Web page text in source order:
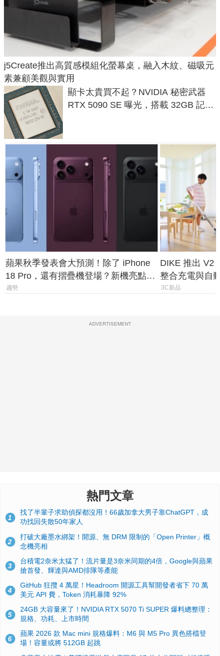
j5Create推出高質感模組化螢幕桌，融入木紋、磁吸元
素兼顧美觀與實用
顯卡太貴買不起？NVIDIA 秘密武器
RTX 5090 SE 曝光，搭載 32GB 記憶
蘋果秋季發表會大預測！除了 iPhone
18 Pro，還有摺疊機登場？新機亮點預
測一次看
趨勢
DIKE 推出 V2
整合充電與自
3C新品
ADVERTISEMENT
熱門文章
1
找了半輩子求助偵探都沒用！66歲加拿大男子靠ChatGPT，成
功找回失散50年家人
2
打破大廠墨水綁架！開源、無 DRM 限制的「Open Printer」概
念機亮相
3
台積電2奈米太猛了！流片量是3奈米同期的4倍，Google與蘋果
搶首發、輝達與AMD排隊等產能
4
GitHub 狂攬 4 萬星！Headroom 開源工具幫開發者省下 70 萬
美元 API 費，Token 消耗暴降 92%
5
24GB 大容量來了！NVIDIA RTX 5070 Ti SUPER 爆料總整理：
規格、功耗、上市時間
6
蘋果 2026 款 Mac mini 規格爆料：M6 與 M5 Pro 異色搭檔登
場！容量或將 512GB 起跳